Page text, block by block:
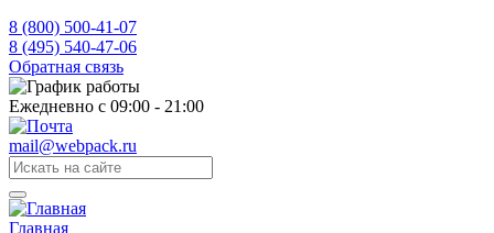
8 (800) 500-41-07
8 (495) 540-47-06
Обратная связь
Ежедневно с 09:00 - 21:00
mail@webpack.ru
Главная